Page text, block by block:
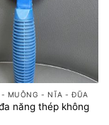
- MUỖNG - NĨA - ĐŨA
năng thép không